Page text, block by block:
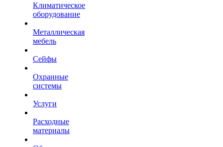
Климатическое
оборудование
Металлическая
мебель
Сейфы
Охранные
системы
Услуги
Расходные
материалы